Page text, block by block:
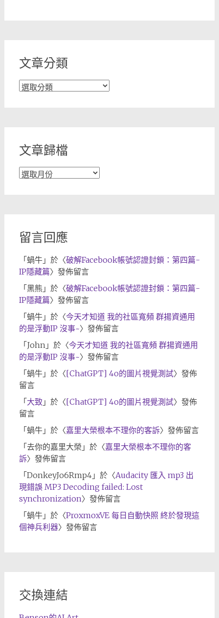
文章分類
文
文章歸檔
文
留言回應
「 蝸牛」於〈破解Facebook帳號認證封鎖：第四篇-
IP隱藏篇〉發佈留言
「 黑熊 」於〈破解Facebook帳號認證封鎖：第四篇-
IP隱藏篇〉發佈留言
「 蝸牛」於〈今天才知道 我的社區寬頻 群揚資通用
的是浮動IP 沒事~〉發佈留言
「 John」於〈今天才知道 我的社區寬頻 群揚資通用
的是浮動IP 沒事~〉發佈留言
「 蝸牛」於〈[ChatGPT] 4o的圖片視覺測試〉發佈
留言
「 大致 」於〈[ChatGPT] 4o的圖片視覺測試〉發佈
留言
「 蝸牛」於〈嘉里大榮根本不理你的客訴〉發佈留言
「 去你的嘉里大榮 」於〈嘉里大榮根本不理你的客
訴〉發佈留言
「 DonkeyJo6Rmp4」於〈Audacity 匯入 mp3 出
現錯誤 MP3 Decoding failed: Lost
synchronization〉發佈留言
「 蝸牛」於〈ProxmoxVE 每日自動快照 終於發現這
個神兵利器〉發佈留言
交換連結